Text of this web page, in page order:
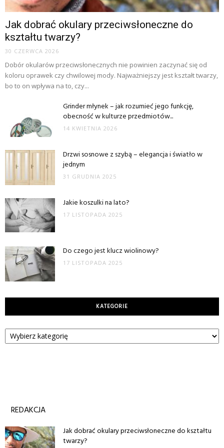
Jak dobrać okulary przeciwsłoneczne do
kształtu twarzy?
30 CZERWCA 2026
Dobór okularów przeciwsłonecznych nie powinien zaczynać się od
koloru oprawek czy chwilowej mody. Najważniejszy jest kształt twarzy,
bo to on wpływa na to, czy...
Grinder młynek – jak rozumieć jego funkcję,
obecność w kulturze przedmiotów...
14 KWIETNIA 2026
Drzwi sosnowe z szybą – elegancja i światło w
jednym
31 GRUDNIA 2025
Jakie koszulki na lato?
17 LISTOPADA 2025
Do czego jest klucz wiolinowy?
17 LISTOPADA 2025
KATEGORIE
Kategorie
REDAKCJA
Jak dobrać okulary przeciwsłoneczne do kształtu
twarzy?